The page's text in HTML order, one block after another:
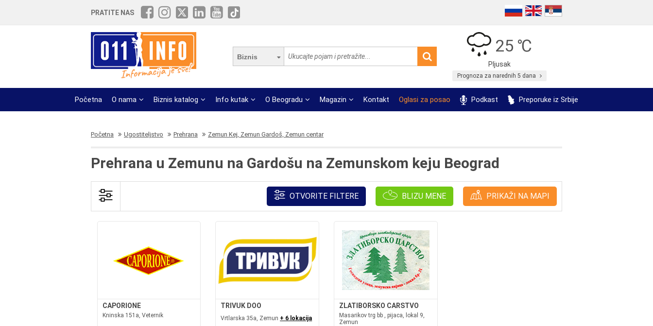
PRATITE NAS
Biznis
25 ℃
Pljusak
Prognoza za narednih 5 dana
Početna O nama Biznis katalog Info kutak O Beogradu Magazin Kontakt Oglasi za posao Podkast Preporuke iz Srbije
Početna Ugostiteljstvo Prehrana Zemun Kej, Zemun Gardoš, Zemun centar
Prehrana u Zemunu na Gardošu na Zemunskom keju Beograd
OTVORITE FILTERE BLIZU MENE PRIKAŽI NA MAPI
CAPORIONE
Kninska 151a, Veternik
TRIVUK DOO
Vrtlarska 35a, Zemun + 6 lokacija
ZLATIBORSKO CARSTVO
Masarikov trg bb , pijaca, lokal 9,
Zemun